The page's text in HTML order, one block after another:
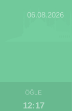
06.08.2026
ÖĞLE
12:17